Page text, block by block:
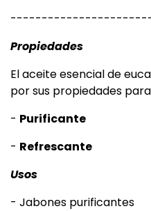
Propiedades
El aceite esencial de
por sus propiedades
- Purificante
- Refrescante
Usos
- Jabones purificantes